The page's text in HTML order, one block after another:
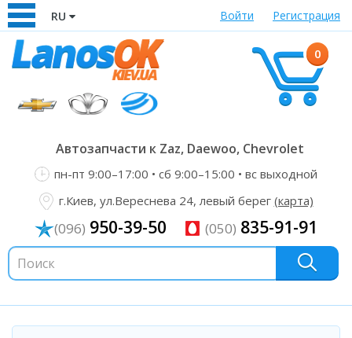
RU Войти Регистрация
0
Автозапчасти к Zaz, Daewoo, Chevrolet
пн-пт 9:00–17:00 • сб 9:00–15:00 • вс выходной
г.Киев, ул.Вереснева 24, левый берег (карта)
(096) 950-39-50 (050) 835-91-91